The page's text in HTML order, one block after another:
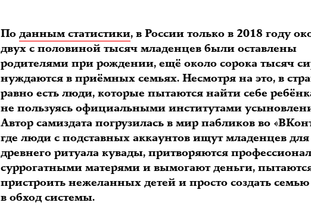
Поданным статистики, в России только в 2018 году
двух с половиной тысяч младенцев были оставлены
родителями при рождении, ещё около сорока тысяч
нуждаются в приёмных семьях. Несмотря на это, в
равно есть люди, которые пытаются найти себе
не пользуясь официальными институтами
Автор самиздата погрузилась в мир пабликов во
где люди с подставных аккаунтов ищут младенцев для
древнего ритуала кувады, притворяются
суррогатными матерями и вымогают деньги,
пристроить нежеланных детей и просто создать семью
в обход системы.